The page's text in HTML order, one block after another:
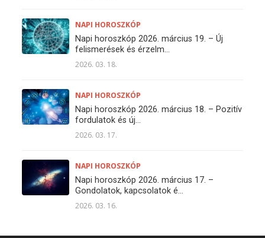
NAPI HOROSZKÓP
Napi horoszkóp 2026. március 19. – Új
felismerések és érzelm...
2026. 03. 18.
NAPI HOROSZKÓP
Napi horoszkóp 2026. március 18. – Pozitív
fordulatok és új...
2026. 03. 17.
NAPI HOROSZKÓP
Napi horoszkóp 2026. március 17. –
Gondolatok, kapcsolatok é...
2026. 03. 16.